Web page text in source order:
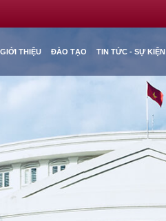
GIỚI THIỆU ĐÀO TẠO TIN TỨC - SỰ KIỆN